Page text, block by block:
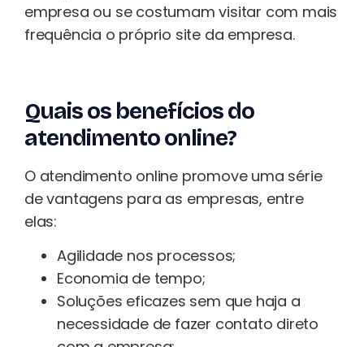
empresa ou se costumam visitar com mais
frequência o próprio site da empresa.
Quais os benefícios do
atendimento online?
O atendimento online promove uma série
de vantagens para as empresas, entre
elas:
Agilidade nos processos;
Economia de tempo;
Soluções eficazes sem que haja a
necessidade de fazer contato direto